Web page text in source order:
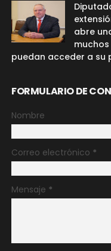
abre
puedan acceder a su
FORMULARIO DE
Nombre
Correo electrónico *
Mensaje *